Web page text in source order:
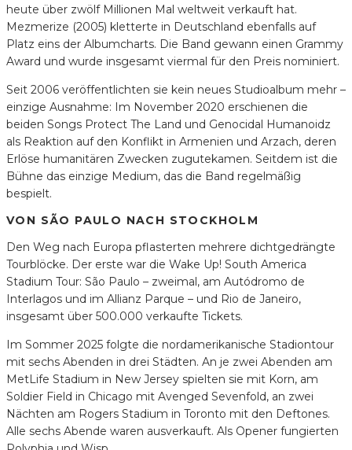
heute über zwölf Millionen Mal weltweit verkauft hat.
Mezmerize (2005) kletterte in Deutschland ebenfalls auf
Platz eins der Albumcharts. Die Band gewann einen Grammy
Award und wurde insgesamt viermal für den Preis nominiert.
Seit 2006 veröffentlichten sie kein neues Studioalbum mehr –
einzige Ausnahme: Im November 2020 erschienen die
beiden Songs Protect The Land und Genocidal Humanoidz
als Reaktion auf den Konflikt in Armenien und Arzach, deren
Erlöse humanitären Zwecken zugutekamen. Seitdem ist die
Bühne das einzige Medium, das die Band regelmäßig
bespielt.
VON SÃO PAULO NACH STOCKHOLM
Den Weg nach Europa pflasterten mehrere dichtgedrängte
Tourblöcke. Der erste war die Wake Up! South America
Stadium Tour: São Paulo – zweimal, am Autódromo de
Interlagos und im Allianz Parque – und Rio de Janeiro,
insgesamt über 500.000 verkaufte Tickets.
Im Sommer 2025 folgte die nordamerikanische Stadiontour
mit sechs Abenden in drei Städten. An je zwei Abenden am
MetLife Stadium in New Jersey spielten sie mit Korn, am
Soldier Field in Chicago mit Avenged Sevenfold, an zwei
Nächten am Rogers Stadium in Toronto mit den Deftones.
Alle sechs Abende waren ausverkauft. Als Opener fungierten